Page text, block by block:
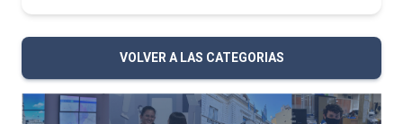
VOLVER A LAS CATEGORIAS